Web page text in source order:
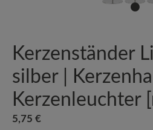
Kerzenständer
silber |
Kerzenleuchter
Regulärer Preis:
5,75 €